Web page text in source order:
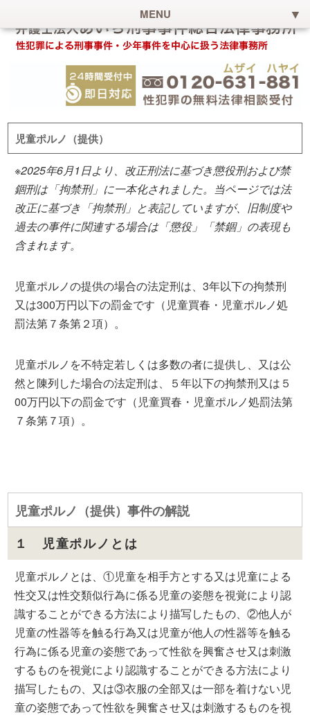
MENU
児童ポルノ（提供）
※2025年6月1日より、改正刑法に基づき懲役刑および禁
錮刑は「拘禁刑」に一本化されました。当ページでは法
改正に基づき「拘禁刑」と表記していますが、旧制度や
過去の事件に関連する場合は「懲役」「禁錮」の表現も
含まれます。
児童ポルノの提供の場合の法定刑は、3年以下の拘禁刑
又は300万円以下の罰金です（児童買春・児童ポルノ処
罰法第７条第２項）。
児童ポルノを不特定若しくは多数の者に提供し、又は公
然と陳列した場合の法定刑は、５年以下の拘禁刑又は５
00万円以下の罰金です（児童買春・児童ポルノ処罰法第
７条第７項）。
児童ポルノ（提供）事件の解説
１ 児童ポルノとは
児童ポルノとは、①児童を相手方とする又は児童による
性交又は性交類似行為に係る児童の姿態を視覚により認
識することができる方法により描写したもの、②他人が
児童の性器等を触る行為又は児童が他人の性器等を触る
行為に係る児童の姿態であって性欲を興奮させ又は刺激
するものを視覚により認識することができる方法により
描写したもの、又は③衣服の全部又は一部を着けない児
童の姿態であって性欲を興奮させ又は刺激するものを視